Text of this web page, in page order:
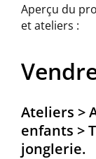
Aperçu du
et ateliers :
Ateliers >
enfants >
jonglerie.